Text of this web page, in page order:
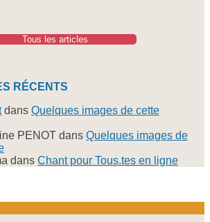
Tous les articles
RÉCENTS
dans Quelques images de cette
PENOT dans Quelques images de
dans Chant pour Tous.tes en ligne